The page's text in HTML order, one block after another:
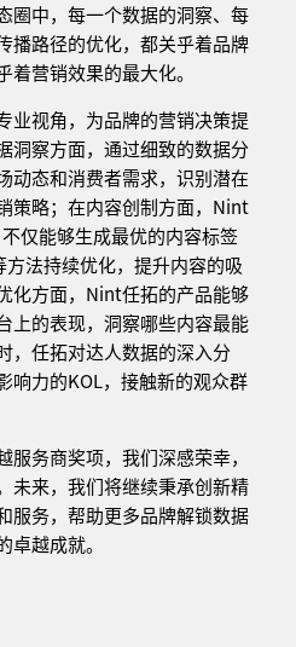
圈中，每一个数据的洞察、每
播路径的优化，都关乎着品牌
营销效果的最大化。
业视角，为品牌的营销决策提
洞察方面，通过细致的数据分
动态和消费者需求，识别潜在
策略；在内容创制方面，Nint
仅能够生成最优的内容标签
法持续优化，提升内容的吸
化方面，Nint任拓的产品能够
上的表现，洞察哪些内容最能
，任拓对达人数据的深入分
响力的KOL，接触新的观众群
务商奖项，我们深感荣幸，
未来，我们将继续秉承创新精
服务，帮助更多品牌解锁数据
越成就。